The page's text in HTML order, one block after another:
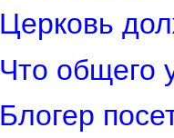
Церковь
Что общего
Блогер